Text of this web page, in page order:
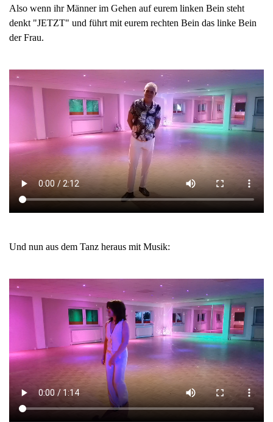
Also wenn ihr Männer im Gehen auf eurem linken Bein steht
denkt "JETZT" und führt mit eurem rechten Bein das linke Bein
der Frau.
Und nun aus dem Tanz heraus mit Musik: